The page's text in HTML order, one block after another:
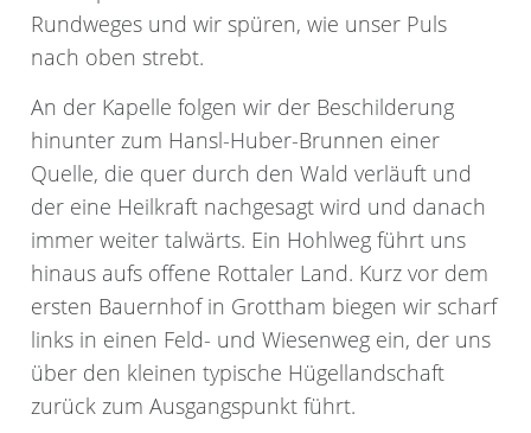
Rundweges und wir spüren, wie unser Puls
nach oben strebt.
An der Kapelle folgen wir der Beschilderung
hinunter zum Hansl-Huber-Brunnen einer
Quelle, die quer durch den Wald verläuft und
der eine Heilkraft nachgesagt wird und danach
immer weiter talwärts. Ein Hohlweg führt uns
hinaus aufs offene Rottaler Land. Kurz vor dem
ersten Bauernhof in Grottham biegen wir scharf
links in einen Feld- und Wiesenweg ein, der uns
über den kleinen typische Hügellandschaft
zurück zum Ausgangspunkt führt.